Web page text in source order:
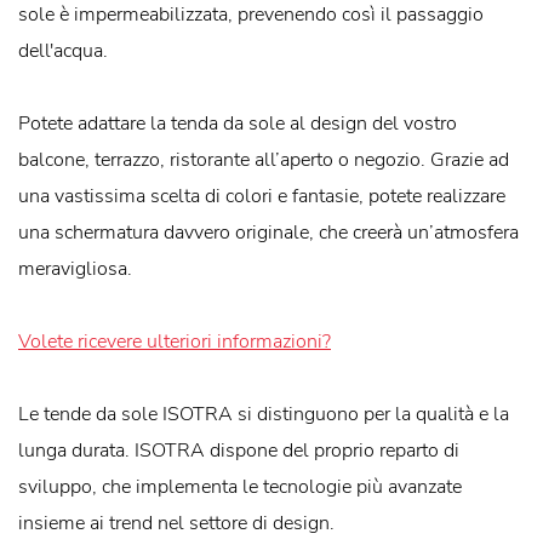
sole è impermeabilizzata, prevenendo così il passaggio
dell'acqua.
Potete adattare la tenda da sole al design del vostro
balcone, terrazzo, ristorante all’aperto o negozio. Grazie ad
una vastissima scelta di colori e fantasie, potete realizzare
una schermatura davvero originale, che creerà un’atmosfera
meravigliosa.
Volete ricevere ulteriori informazioni?
Le tende da sole ISOTRA si distinguono per la qualità e la
lunga durata. ISOTRA dispone del proprio reparto di
sviluppo, che implementa le tecnologie più avanzate
insieme ai trend nel settore di design.